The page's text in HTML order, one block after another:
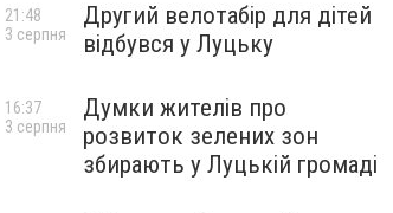
Другий велотабір для дітей
відбувся у Луцьку
21:48
3 серпня
Думки жителів про
розвиток зелених зон
збирають у Луцькій громаді
16:37
3 серпня